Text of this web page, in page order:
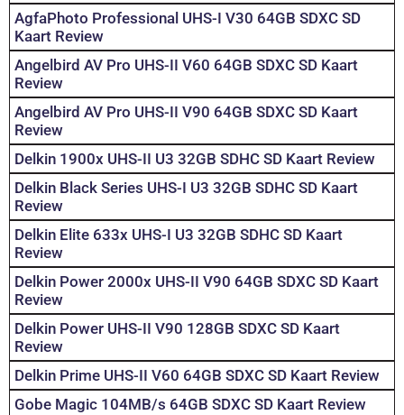
AgfaPhoto Professional UHS-I V30 64GB SDXC SD
Kaart Review
Angelbird AV Pro UHS-II V60 64GB SDXC SD Kaart
Review
Angelbird AV Pro UHS-II V90 64GB SDXC SD Kaart
Review
Delkin 1900x UHS-II U3 32GB SDHC SD Kaart Review
Delkin Black Series UHS-I U3 32GB SDHC SD Kaart
Review
Delkin Elite 633x UHS-I U3 32GB SDHC SD Kaart
Review
Delkin Power 2000x UHS-II V90 64GB SDXC SD Kaart
Review
Delkin Power UHS-II V90 128GB SDXC SD Kaart
Review
Delkin Prime UHS-II V60 64GB SDXC SD Kaart Review
Gobe Magic 104MB/s 64GB SDXC SD Kaart Review